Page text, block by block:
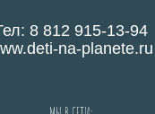
8 812 915-13-94
na-planete.ru